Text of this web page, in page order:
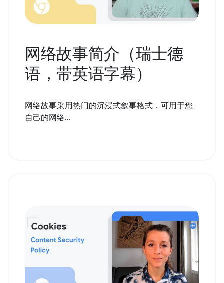
网络故事简介（瑞士德
语，带英语字幕）
网络故事采用热门的沉浸式叙事格式，可用于您
自己的网络...